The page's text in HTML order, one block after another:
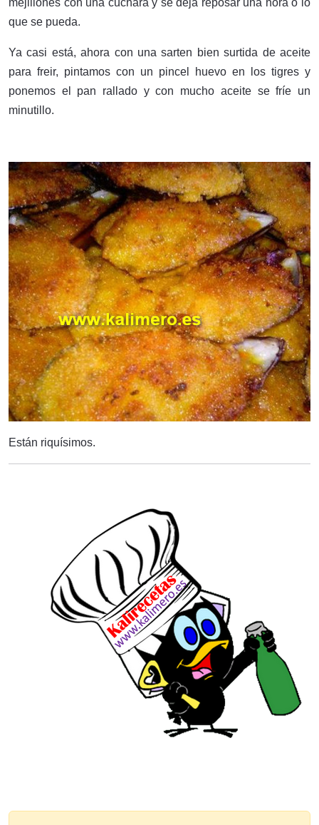
que se pueda.
Ya casi está, ahora con una sarten bien surtida de aceite
para freir, pintamos con un pincel huevo en los tigres y
ponemos el pan rallado y con mucho aceite se fríe un
minutillo.
Están riquísimos.